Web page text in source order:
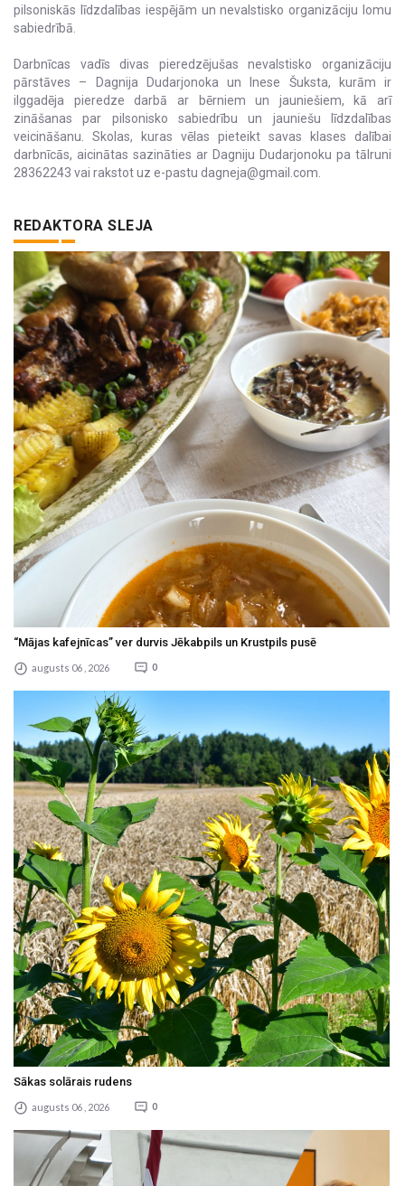
pilsoniskās līdzdalības iespējām un nevalstisko organizāciju lomu
sabiedrībā.
Darbnīcas vadīs divas pieredzējušas nevalstisko organizāciju
pārstāves – Dagnija Dudarjonoka un Inese Šuksta, kurām ir
ilggadēja pieredze darbā ar bērniem un jauniešiem, kā arī
zināšanas par pilsonisko sabiedrību un jauniešu līdzdalības
veicināšanu. Skolas, kuras vēlas pieteikt savas klases dalībai
darbnīcās, aicinātas sazināties ar Dagniju Dudarjonoku pa tālruni
28362243 vai rakstot uz e-pastu dagneja@gmail.com.
REDAKTORA SLEJA
“Mājas kafejnīcas” ver durvis Jēkabpils un Krustpils pusē
augusts 06 , 2026 0
Sākas solārais rudens
augusts 06 , 2026 0